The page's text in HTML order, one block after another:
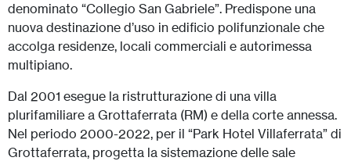
denominato “Collegio San Gabriele”. Predispone una
nuova destinazione d’uso in edificio polifunzionale che
accolga residenze, locali commerciali e autorimessa
multipiano.
Dal 2001 esegue la ristrutturazione di una villa
plurifamiliare a Grottaferrata (RM) e della corte annessa.
Nel periodo 2000-2022, per il “Park Hotel Villaferrata” di
Grottaferrata, progetta la sistemazione delle sale